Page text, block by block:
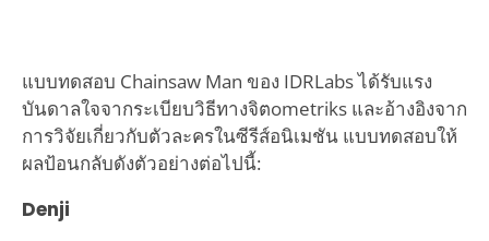
แบบทดสอบ Chainsaw Man ของ IDRLabs ได้รับแรง
บันดาลใจจากระเบียบวิธีทางจิตometriks และอ้างอิงจาก
การวิจัยเกี่ยวกับตัวละครในซีรีส์อนิเมชัน แบบทดสอบให้
ผลป้อนกลับดังตัวอย่างต่อไปนี้:
Denji